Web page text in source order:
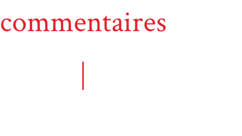
commentaires